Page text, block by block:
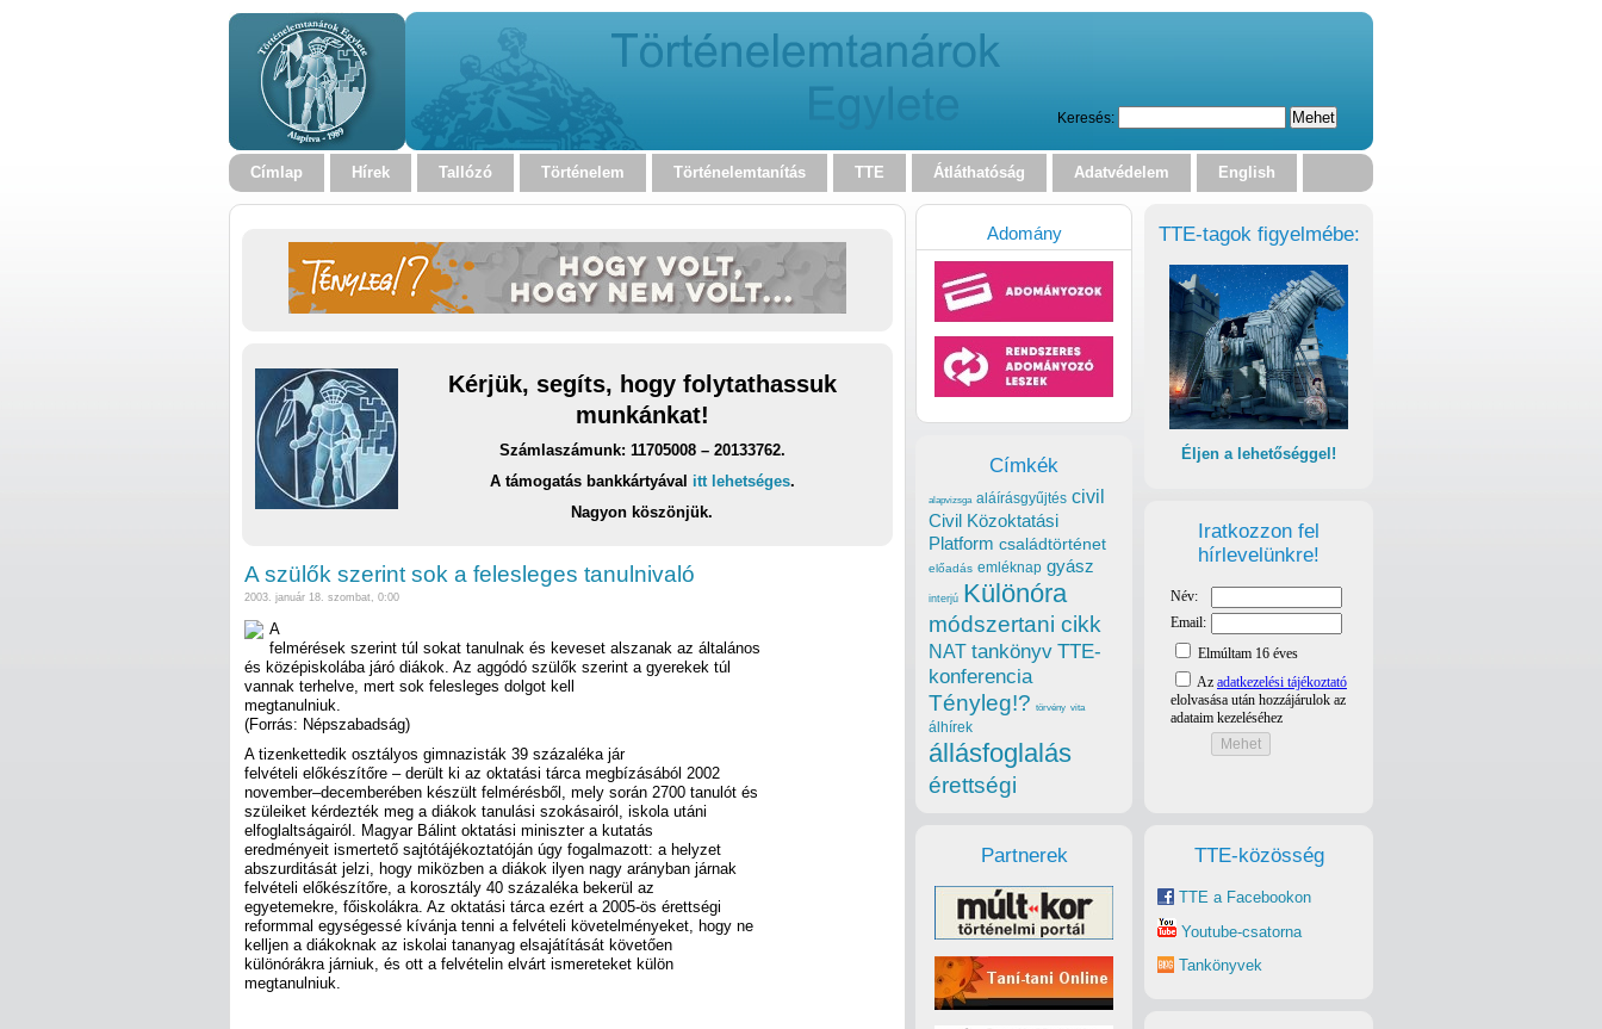
Keresés:
Címlap Hírek Tallózó Történelem Történelemtanítás TTE Átláthatóság Adatvédelem English
Kérjük, segíts, hogy folytathassuk
munkánkat!
Számlaszámunk: 11705008 – 20133762.
A támogatás bankkártyával itt lehetséges.
Nagyon köszönjük.
A szülők szerint sok a felesleges tanulnivaló
2003. január 18. szombat, 0:00
A
felmérések szerint túl sokat tanulnak és keveset alszanak az általános
és középiskolába járó diákok. Az aggódó szülők szerint a gyerekek túl
vannak terhelve, mert sok felesleges dolgot kell
megtanulniuk.
(Forrás: Népszabadság)
A tizenkettedik osztályos gimnazisták 39 százaléka jár
felvételi előkészítőre – derült ki az oktatási tárca megbízásából 2002
november–decemberében készült felmérésből, mely során 2700 tanulót és
szüleiket kérdezték meg a diákok tanulási szokásairól, iskola utáni
elfoglaltságairól. Magyar Bálint oktatási miniszter a kutatás
eredményeit ismertető sajtótájékoztatóján úgy fogalmazott: a helyzet
abszurditását jelzi, hogy miközben a diákok ilyen nagy arányban járnak
felvételi előkészítőre, a korosztály 40 százaléka bekerül az
egyetemekre, főiskolákra. Az oktatási tárca ezért a 2005-ös érettségi
reformmal egységessé kívánja tenni a felvételi követelményeket, hogy ne
kelljen a diákoknak az iskolai tananyag elsajátítását követően
különórákra járniuk, és ott a felvételin elvárt ismereteket külön
megtanulniuk.
TTE-tagok figyelmébe:
Éljen a lehetőséggel!
Iratkozzon fel
hírlevelünkre!
TTE-közösség
TTE a Facebookon
Youtube-csatorna
Tankönyvek
Adomány
Címkék
alapvizsga aláírásgyűjtés civil
Civil Közoktatási
Platform családtörténet
előadás emléknap gyász
interjú Különóra
módszertani cikk
NAT tankönyv TTE-
konferencia
Tényleg!? törvény vita
álhírek
állásfoglalás
érettségi
Partnerek